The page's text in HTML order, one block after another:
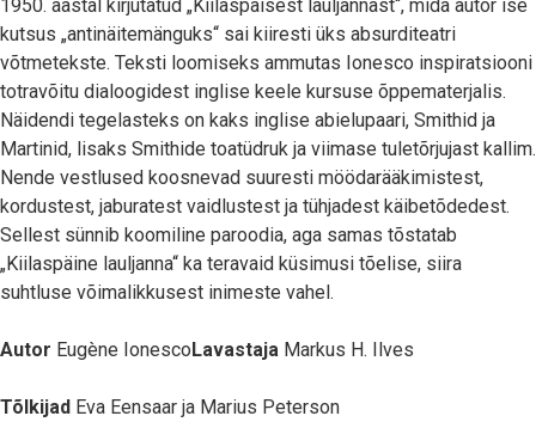
1950. aastal kirjutatud „Kiilaspäisest lauljannast“, mida autor ise
kutsus „antinäitemänguks“ sai kiiresti üks absurditeatri
võtmetekste. Teksti loomiseks ammutas Ionesco inspiratsiooni
totravõitu dialoogidest inglise keele kursuse õppematerjalis.
Näidendi tegelasteks on kaks inglise abielupaari, Smithid ja
Martinid, lisaks Smithide toatüdruk ja viimase tuletõrjujast kallim.
Nende vestlused koosnevad suuresti möödarääkimistest,
kordustest, jaburatest vaidlustest ja tühjadest käibetõdedest.
Sellest sünnib koomiline paroodia, aga samas tõstatab
„Kiilaspäine lauljanna“ ka teravaid küsimusi tõelise, siira
suhtluse võimalikkusest inimeste vahel.
Autor Eugène IonescoLavastaja Markus H. Ilves
Tõlkijad Eva Eensaar ja Marius Peterson